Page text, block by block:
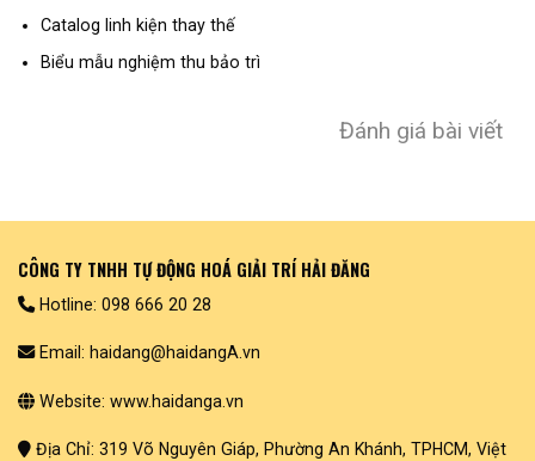
Catalog linh kiện thay thế
Biểu mẫu nghiệm thu bảo trì
Đánh giá bài viết
CÔNG TY TNHH TỰ ĐỘNG HOÁ GIẢI TRÍ HẢI ĐĂNG
Hotline: 098 666 20 28
Email: haidang@haidangA.vn
Website: www.haidanga.vn
Địa Chỉ: 319 Võ Nguyên Giáp, Phường An Khánh, TPHCM, Việt